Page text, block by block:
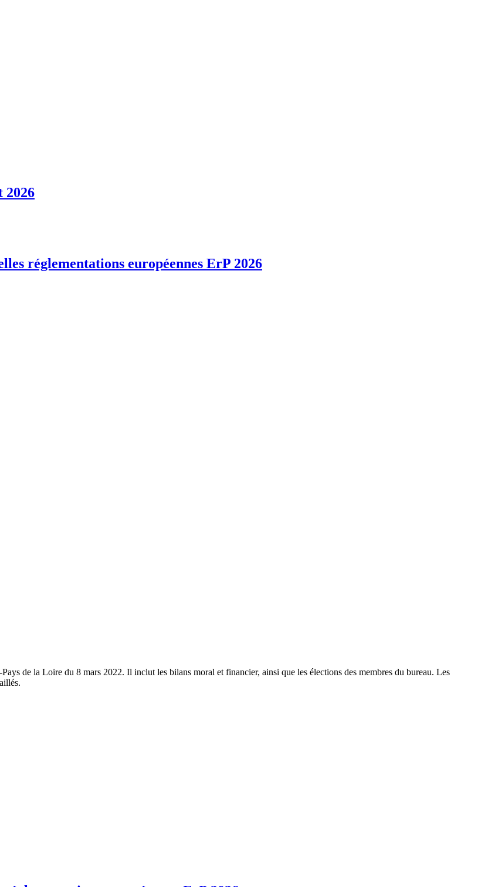
2026
réglementations européennes ErP 2026
de la Loire du 8 mars 2022. Il inclut les bilans moral et financier, ainsi que les élections des membres du bureau. Les